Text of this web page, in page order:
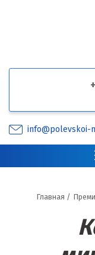
info@polevskoi-
Главная /